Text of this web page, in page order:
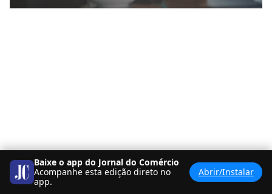
Baixe o app do Jornal do Comércio
Acompanhe esta edição direto no
app.
Abrir/Instalar
< BANCA >